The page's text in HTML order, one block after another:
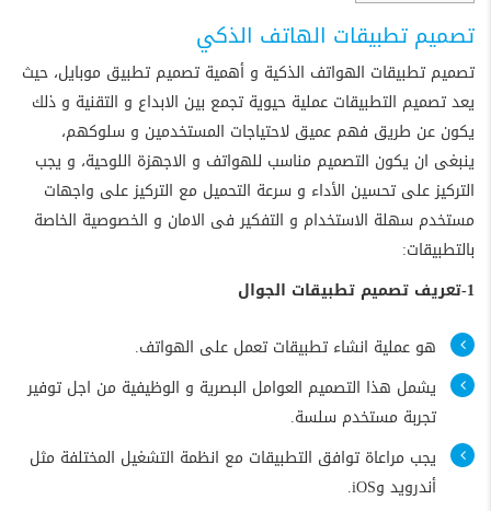
تصميم تطبيقات الهاتف الذكي
تصميم تطبيقات الهواتف الذكية و أهمية تصميم تطبيق موبايل، حيث
يعد تصميم التطبيقات عملية حيوية تجمع بين الابداع و التقنية و ذلك
يكون عن طريق فهم عميق لاحتياجات المستخدمين و سلوكهم،
ينبغى ان يكون التصميم مناسب للهواتف و الاجهزة اللوحية، و يجب
التركيز على تحسين الأداء و سرعة التحميل مع التركيز على واجهات
مستخدم سهلة الاستخدام و التفكير فى الامان و الخصوصية الخاصة
بالتطبيقات:
1-تعريف تصميم تطبيقات الجوال
هو عملية انشاء تطبيقات تعمل على الهواتف.
يشمل هذا التصميم العوامل البصرية و الوظيفية من اجل توفير
تجربة مستخدم سلسة.
يجب مراعاة توافق التطبيقات مع انظمة التشغيل المختلفة مثل
أندرويد وiOS.